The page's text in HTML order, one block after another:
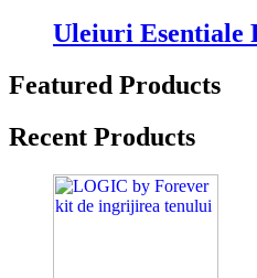
Uleiuri Esentiale
Featured Products
Recent Products